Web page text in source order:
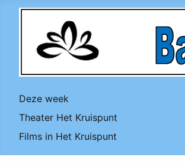
Deze week
Theater Het Kruispunt
Films in Het Kruispunt